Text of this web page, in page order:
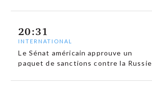
20:31
INTERNATIONAL
Le Sénat américain approuve un
paquet de sanctions contre la Russie